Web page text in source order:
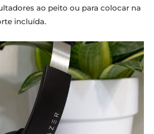
ao peito ou para colocar na
incluída.